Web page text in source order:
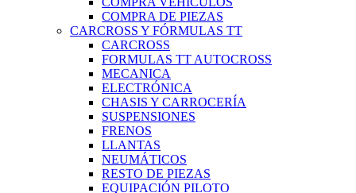
COMPRA DE PIEZAS
CARCROSS Y FÓRMULAS TT
CARCROSS
FORMULAS TT AUTOCROSS
MECANICA
ELECTRÓNICA
CHASIS Y CARROCERÍA
SUSPENSIONES
FRENOS
LLANTAS
NEUMÁTICOS
RESTO DE PIEZAS
EQUIPACIÓN PILOTO